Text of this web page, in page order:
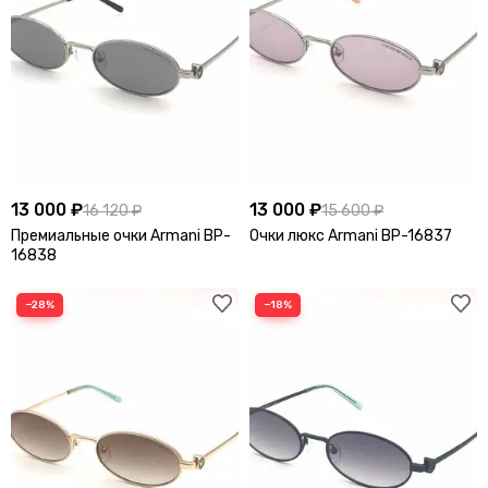
Jordan
Joslin
K
Karen Walker
La Perla
Linda Farrow
Loewe
M
Mach & Mach
Magda Butrym
13 000 ₽16 120 ₽
Премиальные очки Armani BP-
16838
13 000 ₽15 600 ₽
Очки люкс Armani BP-16837
−28% −18%